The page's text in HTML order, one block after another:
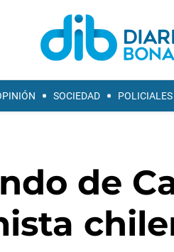
SOCIEDAD POLICIALES
de